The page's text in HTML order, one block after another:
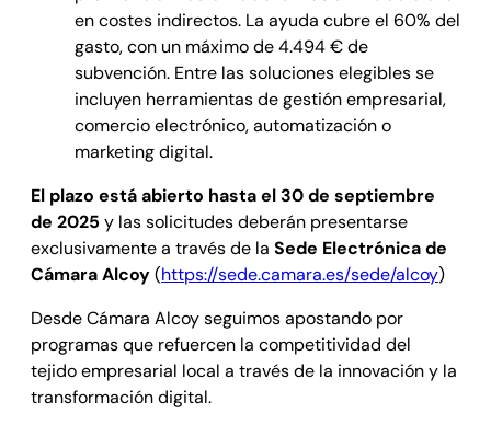
en costes indirectos. La ayuda cubre el 60% del
gasto, con un máximo de 4.494 € de
subvención. Entre las soluciones elegibles se
incluyen herramientas de gestión empresarial,
comercio electrónico, automatización o
marketing digital.
El plazo está abierto hasta el 30 de septiembre
de 2025y las solicitudes deberán presentarse
exclusivamente a través de la Sede Electrónica de
Cámara Alcoy(https://sede.camara.es/sede/alcoy)
Desde Cámara Alcoy seguimos apostando por
programas que refuercen la competitividad del
tejido empresarial local a través de la innovación y la
transformación digital.